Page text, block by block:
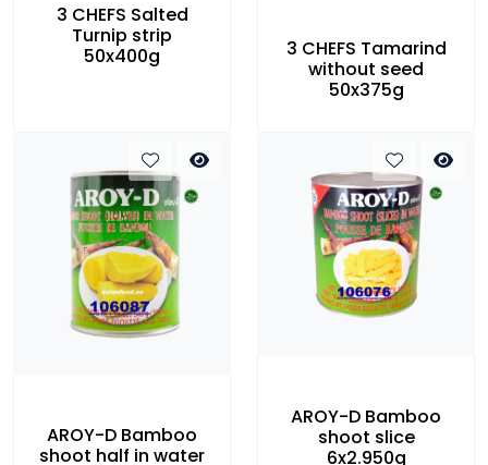
3 CHEFS Salted
Turnip strip
50x400g
3 CHEFS Tamarind
without seed
50x375g
AROY-D Bamboo
shoot half in water
AROY-D Bamboo
shoot slice
6x2.950g